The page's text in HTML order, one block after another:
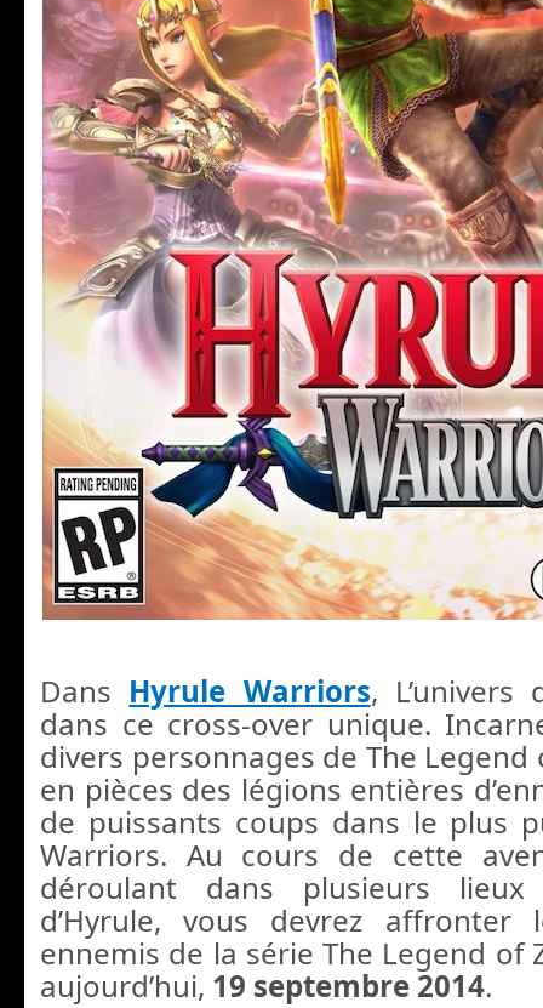
Dans Hyrule Warriors, L’univers
dans ce cross-over unique.
divers personnages de The Legend
en pièces des légions entières
de puissants coups dans le plus
Warriors. Au cours de cette
déroulant dans plusieurs lieux
d’Hyrule, vous devrez affronter
ennemis de la série The Legend of
aujourd’hui, 19 septembre 2014.